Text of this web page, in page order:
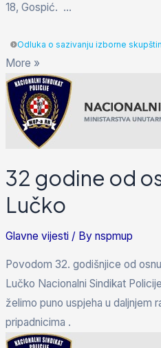
18, Gospić. …
Odluka o sazivanju izborne
More »
32 godine od
Lučko
Glavne vijesti / Bynspmup
Povodom 32. godišnjice od
Lučko Nacionalni Sindikat
želimo puno uspjeha u daljnjem
pripadnicima .